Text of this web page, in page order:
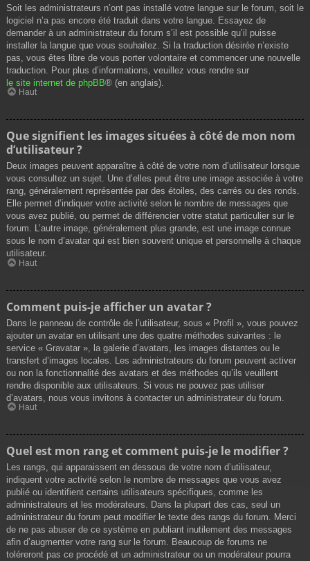
Soit les administrateurs n’ont pas installé votre langue sur le forum, soit le
logiciel n’a pas encore été traduit dans votre langue. Essayez de
demander à un administrateur du forum s’il est possible qu’il puisse
installer la langue que vous souhaitez. Si la traduction désirée n’existe
pas, vous êtes libre de vous porter volontaire et commencer une nouvelle
traduction. Pour plus d’informations, veuillez vous rendre sur
le site internet de phpBB® (en anglais).
Haut
Que signifient les images situées à côté de mon nom
d’utilisateur ?
Deux images peuvent apparaître à côté de votre nom d’utilisateur lorsque
vous consultez un sujet. Une d’elles peut être une image associée à votre
rang, généralement représentée par des étoiles, des carrés ou des ronds.
Elle permet d’indiquer votre activité selon le nombre de messages que
vous avez publié, ou permet de différencier votre statut particulier sur le
forum. L’autre image, généralement plus grande, est une image connue
sous le nom d’avatar qui est bien souvent unique et personnelle à chaque
utilisateur.
Haut
Comment puis-je afficher un avatar ?
Dans le panneau de contrôle de l’utilisateur, sous « Profil », vous pouvez
ajouter un avatar en utilisant une des quatre méthodes suivantes : le
service « Gravatar », la galerie d’avatars, les images distantes ou le
transfert d’images locales. Les administrateurs du forum peuvent activer
ou non la fonctionnalité des avatars et des méthodes qu’ils veuillent
rendre disponible aux utilisateurs. Si vous ne pouvez pas utiliser
d’avatars, nous vous invitons à contacter un administrateur du forum.
Haut
Quel est mon rang et comment puis-je le modifier ?
Les rangs, qui apparaissent en dessous de votre nom d’utilisateur,
indiquent votre activité selon le nombre de messages que vous avez
publié ou identifient certains utilisateurs spécifiques, comme les
administrateurs et les modérateurs. Dans la plupart des cas, seul un
administrateur du forum peut modifier le texte des rangs du forum. Merci
de ne pas abuser de ce système en publiant inutilement des messages
afin d’augmenter votre rang sur le forum. Beaucoup de forums ne
toléreront pas ce procédé et un administrateur ou un modérateur pourra